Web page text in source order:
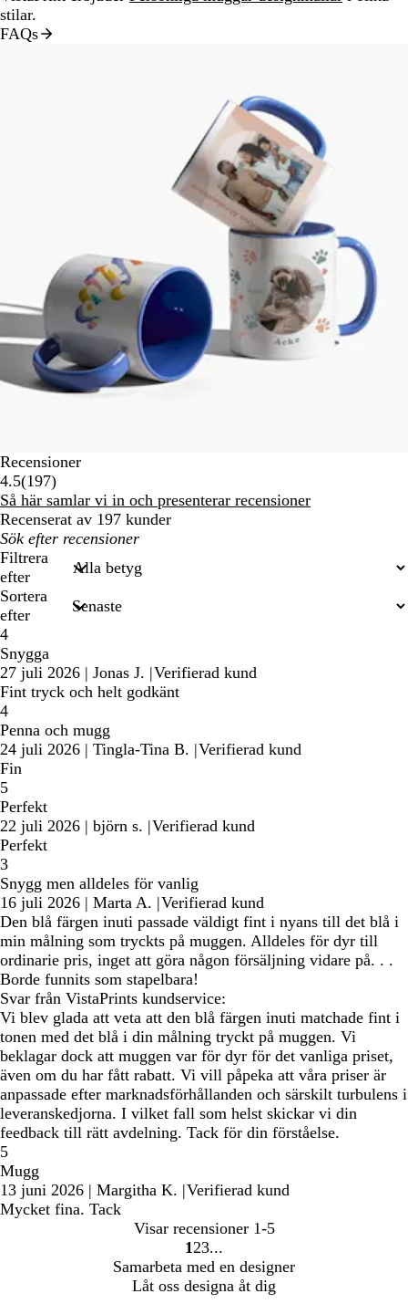
stilar.
FAQs
Recensioner
4.5(197197
recensioner
)
Så här samlar vi in och presenterar recensioner
Recenserat av 197 kunder
Mina
inmatade
sökningar
Filtrera
efter
Sortera
efter
4
Snygga
27 juli 2026 | Jonas J. |Verifierad kund
Fint tryck och helt godkänt
4
Penna och mugg
24 juli 2026 | Tingla-Tina B. |Verifierad kund
Fin
5
Perfekt
22 juli 2026 | björn s. |Verifierad kund
Perfekt
3
Snygg men alldeles för vanlig
16 juli 2026 | Marta A. |Verifierad kund
Den blå färgen inuti passade väldigt fint i nyans till det blå i
min målning som tryckts på muggen. Alldeles för dyr till
ordinarie pris, inget att göra någon försäljning vidare på. . .
Borde funnits som stapelbara!
Svar från VistaPrints kundservice:
Vi blev glada att veta att den blå färgen inuti matchade fint i
tonen med det blå i din målning tryckt på muggen. Vi
beklagar dock att muggen var för dyr för det vanliga priset,
även om du har fått rabatt. Vi vill påpeka att våra priser är
anpassade efter marknadsförhållanden och särskilt turbulens i
leveranskedjorna. I vilket fall som helst skickar vi din
feedback till rätt avdelning. Tack för din förståelse.
5
Mugg
13 juni 2026 | Margitha K. |Verifierad kund
Mycket fina. Tack
Visar recensioner 1-5
Gå
till
sidan
1 Gå
till
sidan
2 Gå
till
sidan
3
Samarbeta med en designer
Låt oss designa åt dig